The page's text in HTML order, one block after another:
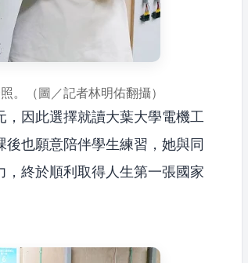
。（圖／記者林明佑翻攝）
因此選擇就讀大葉大學電機工
也願意陪伴學生練習，她與同
終於順利取得人生第一張國家